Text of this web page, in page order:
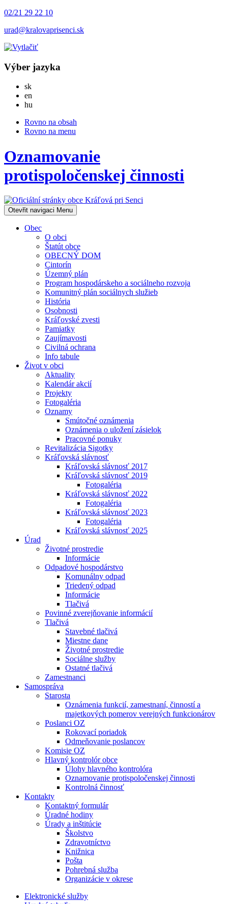
02/21 29 22 10
urad@kralovaprisenci.sk
Výber jazyka
skSlovensky
en
hu
Rovno na obsah
Rovno na menu
Oznamovanie
protispoločenskej činnosti
Otevřit navigaci Menu
Obec
O obci
Štatút obce
OBECNÝ DOM
Cintorín
Územný plán
Program hospodárskeho a sociálneho rozvoja
Komunitný plán sociálnych služieb
História
Osobnosti
Kráľovské zvesti
Pamiatky
Zaujímavosti
Civilná ochrana
Info tabule
Život v obci
Aktuality
Kalendár akcií
Projekty
Fotogaléria
Oznamy
Smútočné oznámenia
Oznámenia o uložení zásielok
Pracovné ponuky
Revitalizácia Sigotky
Kráľovská slávnosť
Kráľovská slávnosť 2017
Kráľovská slávnosť 2019
Fotogaléria
Kráľovská slávnosť 2022
Fotogaléria
Kráľovská slávnosť 2023
Fotogaléria
Kráľovská slávnosť 2025
Úrad
Životné prostredie
Informácie
Odpadové hospodárstvo
Komunálny odpad
Triedený odpad
Informácie
Tlačivá
Povinné zverejňovanie informácií
Tlačivá
Stavebné tlačivá
Miestne dane
Životné prostredie
Sociálne služby
Ostatné tlačivá
Zamestnanci
Samospráva
Starosta
Oznámenia funkcií, zamestnaní, činností a
majetkových pomerov verejných funkcionárov
Poslanci OZ
Rokovací poriadok
Odmeňovanie poslancov
Komisie OZ
Hlavný kontrolór obce
Úlohy hlavného kontrolóra
Oznamovanie protispoločenskej činnosti
Kontrolná činnosť
Kontakty
Kontaktný formulár
Úradné hodiny
Úrady a inštitúcie
Školstvo
Zdravotníctvo
Knižnica
Pošta
Pohrebná služba
Organizácie v okrese
Elektronické služby